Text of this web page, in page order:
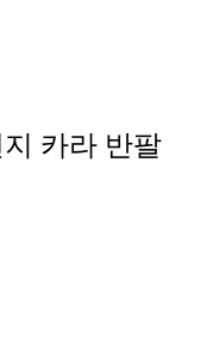
카라 반팔